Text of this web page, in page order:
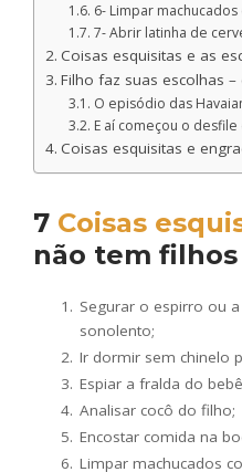
6- Limpar machucados
7- Abrir latinha de
Coisas esquisitas e as
Filho faz suas escolhas –
O episódio das
E aí começou o
Coisas esquisitas e
7 Coisas
não tem filhos
Segurar o espirro ou
sonolento;
Ir dormir sem chinelo
Espiar a fralda do
Analisar cocô do filho;
Encostar comida na
Limpar machucados